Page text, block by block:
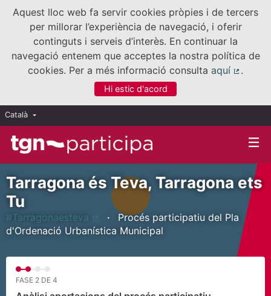
Aquest lloc web fa servir cookies pròpies i de tercers
per millorar l’experiència de navegació, i oferir
continguts i serveis d’interès. En continuar la
navegació entenem que acceptes la nostra política de
cookies. Per a més informació consulta aquí
.
Hi estic d'acord
Català Triar la llengua
Tarragona és Teva, Tarragona ets
Tu
#Tarragonaesteva
(Enllaç extern)
Procés participatiu del Pla
d'Ordenació Urbanística Municipal
FASE 2 DE 4